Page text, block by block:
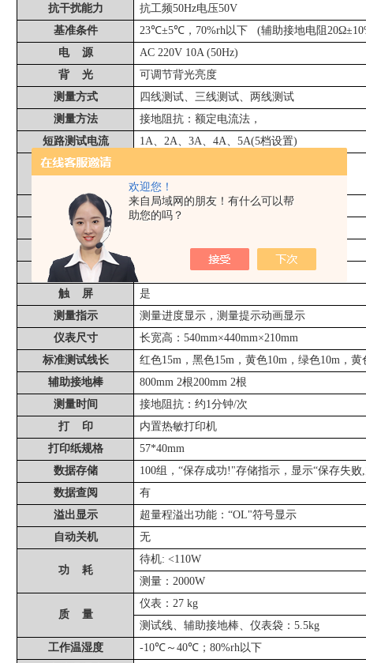
欢迎您！
来自局域网的朋友！有什么可以帮
助您的吗？
抗干扰能力
抗工频50Hz电压50V
基准条件
23℃±5℃，70%rh以下 (辅助接地电阻
电
源
AC 220V 10A (50Hz)
背
光
可调节背光亮度
测量方式
四线测试、三线测试、两线测试
测量方法
接地阻抗：额定电流法，
短路测试电流
1A、2A、3A、4A、5A(5档设置)
土壤电阻率电极间
可设定1m～100m
测试频率 45Hz、55Hz、自动双频可选
短路电流
空载电压
AC 400V±10% 正弦波
显示模式
7寸触控彩屏
触
屏
是
测量指示
测量进度显示，测量提示动画显示
仪表尺寸
长宽高： 540mm×440mm×210mm
标准测试线长
红色15m，黑色15m，黄色10m，绿色10m，
辅助接地棒
800mm 2根200mm 2根
测量时间
接地阻抗：约1分钟/次
打
印
内置热敏打印机
打印纸规格
57*40mm
数据存储
100组，“保存成功!"存储指示，显示“保存失
数据查阅
有
溢出显示
超量程溢出功能： “OL"符号显示
自动关机
无
功 耗
待机: <110W
测量： 2000W
质 量
仪表： 27 kg
测试线、辅助接地棒、仪表袋： 5.5kg
工作温湿度
-10℃～40℃；80%rh以下